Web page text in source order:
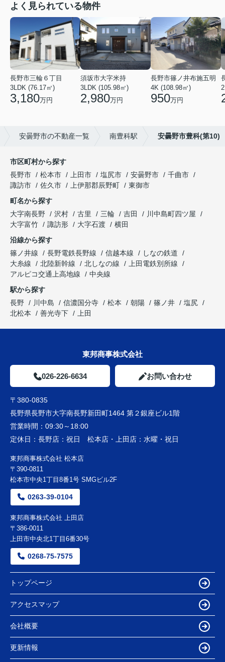
よく見られている物件
長野市三輪６丁目
3LDK (76.17㎡)
3,180万円
須坂市大字米持
3LDK (105.98㎡)
2,980万円
長野市篠ノ井布施五明
4K (108.98㎡)
950万円
安曇野市の不動産一覧 南豊科駅 安曇野市豊科(第10)
市区町村から探す
長野市
松本市 上田市 塩尻市 安曇野市
千曲市
諏訪市
佐久市 上伊那郡辰野町
東御市
町名から探す
大字南長野
沢村 古里 三輪 吉田
川中島町四ツ屋
大字富竹
諏訪形 大字石渡
横田
沿線から探す
篠ノ井線
長野電鉄長野線 信越本線
しなの鉄道
大糸線
北陸新幹線 北しなの線
上田電鉄別所線
アルピコ交通上高地線
中央線
駅から探す
長野
川中島 信濃国分寺 松本 朝陽 篠ノ井
塩尻
北松本
善光寺下 上田
東邦商事株式会社
026-226-6634 お問い合わせ
〒380-0835
長野県長野市大字南長野新田町1464 第２銀座ビル1階
営業時間： 09:30～18:00
定休日： 長野店：祝日 松本店・上田店：水曜・祝日
東邦商事株式会社 松本店
〒390-0811
松本市中央1丁目8番1号 SMGビル2F
0263-39-0104
東邦商事株式会社 上田店
〒386-0011
上田市中央北1丁目6番30号
0268-75-7575
トップページ
アクセスマップ
会社概要
更新情報